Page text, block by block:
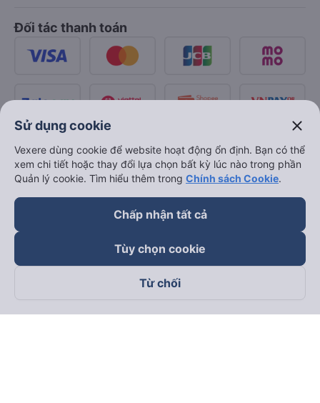
Đối tác thanh toán
Sử dụng cookie close
Vexere dùng cookie để website hoạt động ổn định. Bạn có thể
xem chi tiết hoặc thay đổi lựa chọn bất kỳ lúc nào trong phần
Quản lý cookie. Tìm hiểu thêm trong Chính sách Cookie.
Chấp nhận tất cả
Tùy chọn cookie
Từ chối